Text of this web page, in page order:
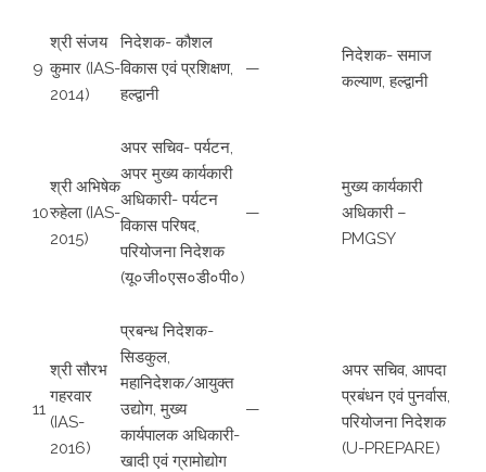
9
श्री संजय
कुमार (IAS-
2014)
निदेशक- कौशल
विकास एवं प्रशिक्षण,
हल्द्वानी
—
निदेशक- समाज
कल्याण, हल्द्वानी
10
श्री अभिषेक
रुहेला (IAS-
2015)
अपर सचिव- पर्यटन,
अपर मुख्य कार्यकारी
अधिकारी- पर्यटन
विकास परिषद,
परियोजना निदेशक
(यू०जी०एस०डी०पी०)
—
मुख्य कार्यकारी
अधिकारी –
PMGSY
11
श्री सौरभ
गहरवार
(IAS-
2016)
प्रबन्ध निदेशक-
सिडकुल,
महानिदेशक/आयुक्त
उद्योग, मुख्य
कार्यपालक अधिकारी-
खादी एवं ग्रामोद्योग
—
अपर सचिव, आपदा
प्रबंधन एवं पुनर्वास,
परियोजना निदेशक
(U-PREPARE)